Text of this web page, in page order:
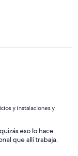
y instalaciones y
eso lo hace
que allí trabaja.